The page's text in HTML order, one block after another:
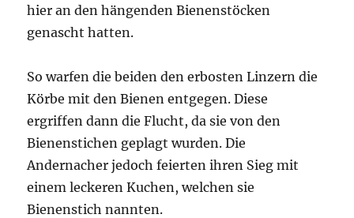
hier an den hängenden Bienenstöcken
genascht hatten.
So warfen die beiden den erbosten Linzern die
Körbe mit den Bienen entgegen. Diese
ergriffen dann die Flucht, da sie von den
Bienenstichen geplagt wurden. Die
Andernacher jedoch feierten ihren Sieg mit
einem leckeren Kuchen, welchen sie
Bienenstich nannten.